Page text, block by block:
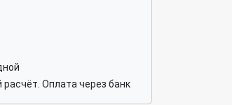
Оплата через банк